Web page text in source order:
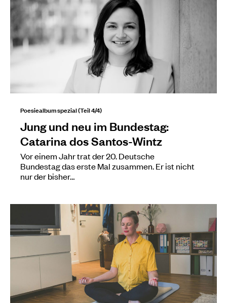
Poesiealbum spezial (Teil 4/4)
Jung und neu im Bundestag:
Catarina dos Santos-Wintz
Vor einem Jahr trat der 20. Deutsche
Bundestag das erste Mal zusammen. Er ist nicht
nur der bisher…